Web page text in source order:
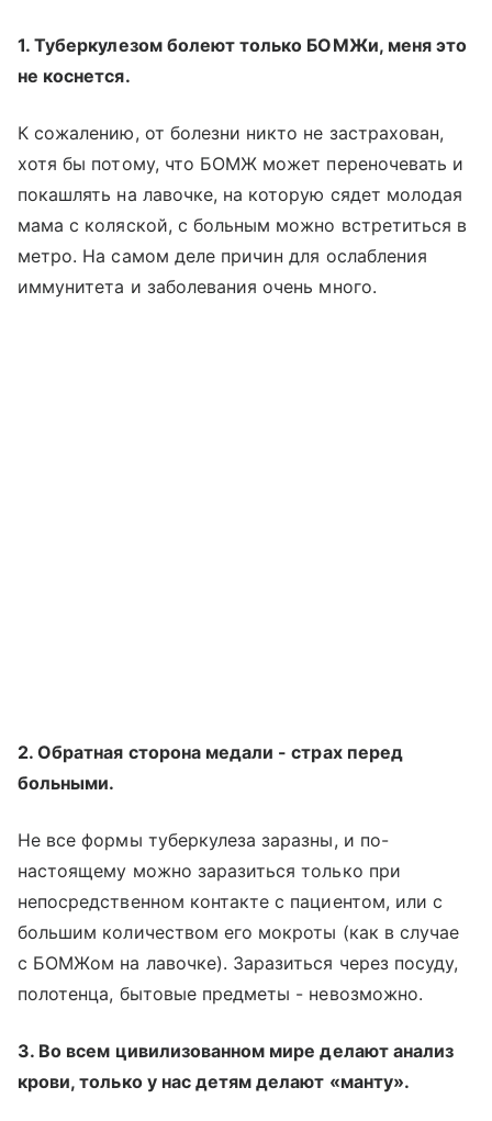
1. Туберкулезом болеют только БОМЖи, меня это
не коснется.
К сожалению, от болезни никто не застрахован,
хотя бы потому, что БОМЖ может переночевать и
покашлять на лавочке, на которую сядет молодая
мама с коляской, с больным можно встретиться в
метро. На самом деле причин для ослабления
иммунитета и заболевания очень много.
2. Обратная сторона медали - страх перед
больными.
Не все формы туберкулеза заразны, и по-
настоящему можно заразиться только при
непосредственном контакте с пациентом, или с
большим количеством его мокроты (как в случае
с БОМЖом на лавочке). Заразиться через посуду,
полотенца, бытовые предметы - невозможно.
3. Во всем цивилизованном мире делают анализ
крови, только у нас детям делают «манту».